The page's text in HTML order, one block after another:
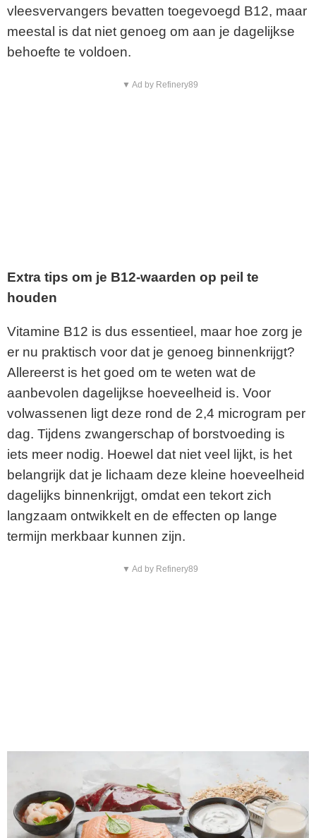
vleesvervangers bevatten toegevoegd B12, maar
meestal is dat niet genoeg om aan je dagelijkse
behoefte te voldoen.
▼ Ad by Refinery89
Extra tips om je B12-waarden op peil te
houden
Vitamine B12 is dus essentieel, maar hoe zorg je
er nu praktisch voor dat je genoeg binnenkrijgt?
Allereerst is het goed om te weten wat de
aanbevolen dagelijkse hoeveelheid is. Voor
volwassenen ligt deze rond de 2,4 microgram per
dag. Tijdens zwangerschap of borstvoeding is
iets meer nodig. Hoewel dat niet veel lijkt, is het
belangrijk dat je lichaam deze kleine hoeveelheid
dagelijks binnenkrijgt, omdat een tekort zich
langzaam ontwikkelt en de effecten op lange
termijn merkbaar kunnen zijn.
▼ Ad by Refinery89